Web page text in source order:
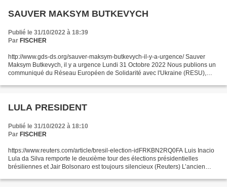
SAUVER MAKSYM BUTKEVYCH
Publié le 31/10/2022 à 18:39
Par FISCHER
http://www.gds-ds.org/sauver-maksym-butkevych-il-y-a-urgence/ Sauver
Maksym Butkevych, il y a urgence Lundi 31 Octobre 2022 Nous publions un
communiqué du Réseau Européen de Solidarité avec l'Ukraine (RESU),
LULA PRESIDENT
Publié le 31/10/2022 à 18:10
Par FISCHER
https://www.reuters.com/article/bresil-election-idFRKBN2RQ0FA Luis Inacio
Lula da Silva remporte le deuxième tour des élections présidentielles
brésiliennes et Jair Bolsonaro est toujours silencieux (Reuters) L’ancien